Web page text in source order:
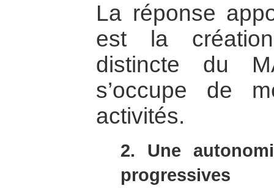
La réponse
est la
distincte du
s’occupe de
activités.
2. Une
progressives